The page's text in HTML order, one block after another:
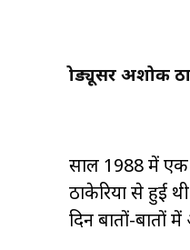
प्रोड्यूसर अशोक
साल 1988 में एक
ठाकेरिया से हुई
दिन बातों-बातों